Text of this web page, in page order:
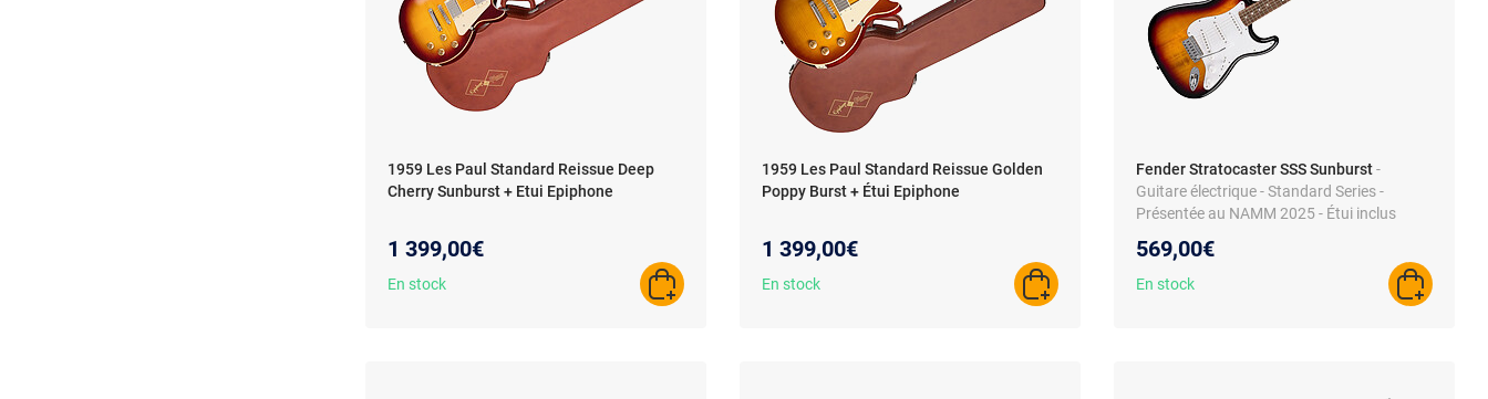
1959 Les Paul Standard Reissue Deep
Cherry Sunburst + Etui Epiphone
1 399,00€
En stock
AJOUTER AU PANIER
1959 Les Paul Standard Reissue Golden
Poppy Burst + Étui Epiphone
1 399,00€
En stock
AJOUTER AU PANIER
Fender Stratocaster SSS Sunburst-
Guitare électrique - Standard Series -
Présentée au NAMM 2025 - Étui inclus
569,00€
En stock
AJOUTER